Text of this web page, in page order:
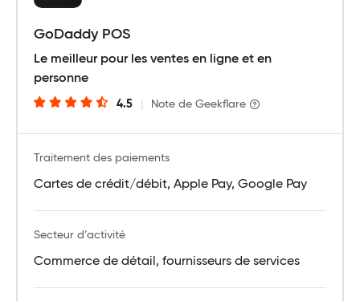
GoDaddy POS
Le meilleur pour les ventes en ligne et en
personne
4.5 Note de Geekflare
Traitement des paiements
Cartes de crédit/débit, Apple Pay, Google Pay
Secteur d’activité
Commerce de détail, fournisseurs de services